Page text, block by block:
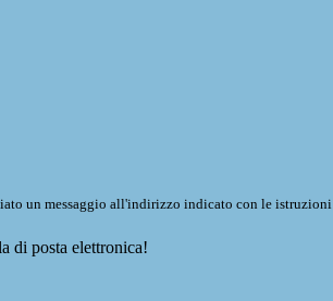
un messaggio all'indirizzo indicato con le istruzioni
di posta elettronica!